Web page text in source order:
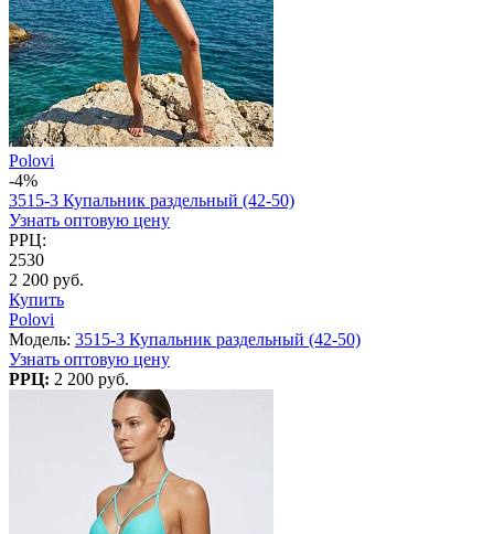
Polovi
-4%
3515-3 Купальник раздельный (42-50)
Узнать оптовую цену
РРЦ:
2530
2 200 руб.
Купить
Polovi
Модель: 3515-3 Купальник раздельный (42-50)
Узнать оптовую цену
РРЦ: 2 200 руб.